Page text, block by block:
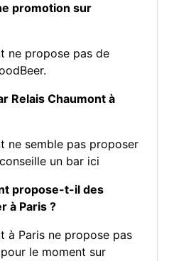
promotion sur
ne propose pas de
Relais Chaumont à
ne semble pas proposer
un bar ici
propose-t-il des
à Paris ?
à Paris ne propose pas
le moment sur